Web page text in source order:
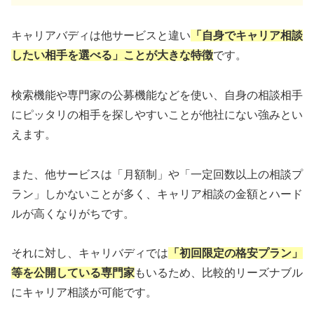
キャリアバディは他サービスと違い 「自身でキャリア相談
したい相手を選べる」ことが大きな特徴です。
検索機能や専門家の公募機能などを使い、自身の相談相手
にピッタリの相手を探しやすいことが他社にない強みとい
えます。
また、他サービスは「月額制」や「一定回数以上の相談プ
ラン」しかないことが多く、キャリア相談の金額とハード
ルが高くなりがちです。
それに対し、キャリバディでは 「初回限定の格安プラン」
等を公開している専門家もいるため、比較的リーズナブル
にキャリア相談が可能です。